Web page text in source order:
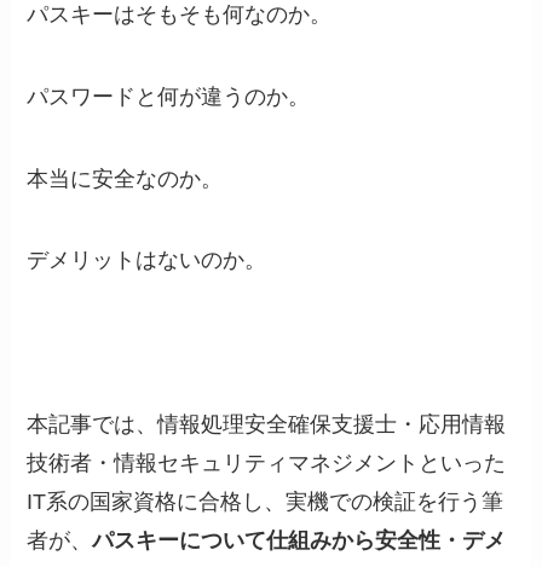
パスキーはそもそも何なのか。
パスワードと何が違うのか。
本当に安全なのか。
デメリットはないのか。
本記事では、情報処理安全確保支援士・応用情報
技術者・情報セキュリティマネジメントといった
IT系の国家資格に合格し、実機での検証を行う筆
者が、パスキーについて仕組みから安全性・デメ